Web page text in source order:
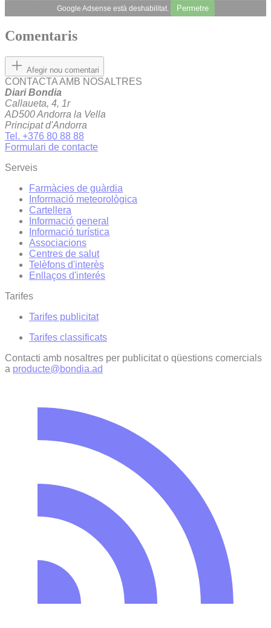
Google Adsense està deshabilitat. Permetre
Comentaris
Afegir nou comentari
CONTACTA AMB NOSALTRES
Diari Bondia
Callaueta, 4, 1r
AD500 Andorra la Vella
Principat d'Andorra
Tel. +376 80 88 88
Formulari de contacte
Serveis
Farmàcies de guàrdia
Informació meteorològica
Cartellera
Informació general
Informació turística
Associacions
Centres de salut
Telèfons d'interès
Enllaços d'interés
Tarifes
Tarifes publicitat
Tarifes classificats
Contacti amb nosaltres per publicitat o qüestions comercials
a producte@bondia.ad